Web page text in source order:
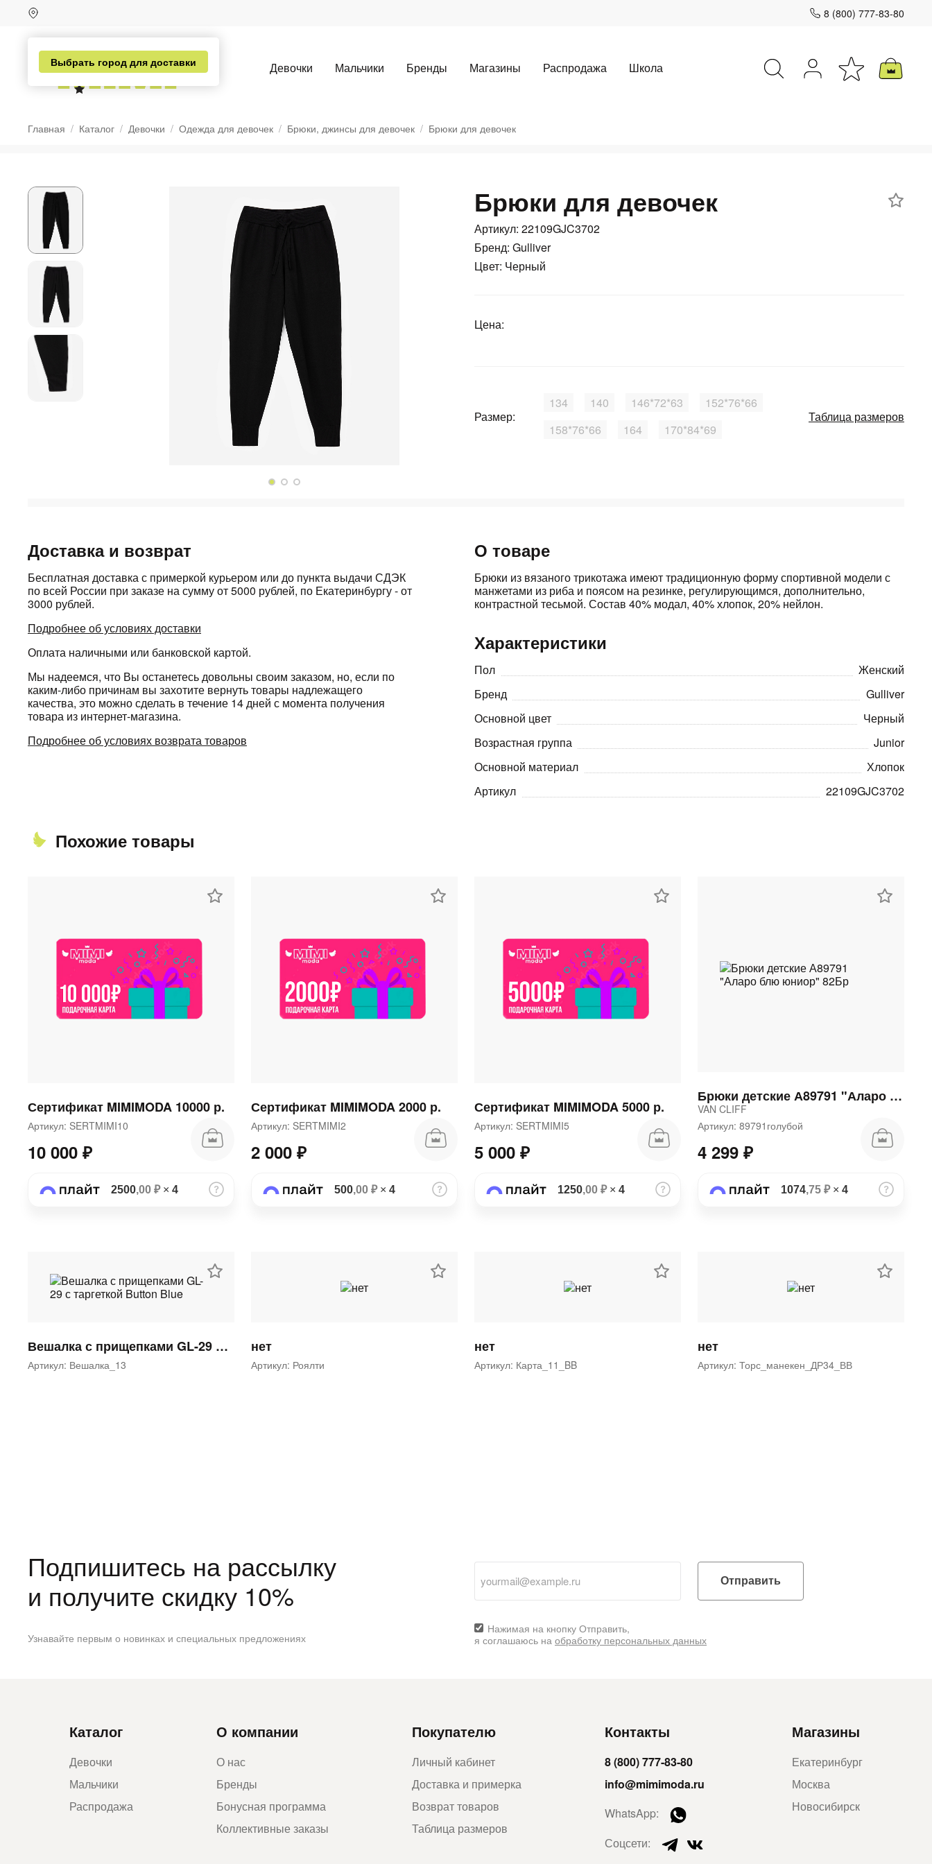
Выбрать город для доставки
8 (800) 777-83-80
Девочки Мальчики Бренды Магазины Распродажа Школа
Главная Каталог Девочки Одежда для девочек Брюки, джинсы для девочек Брюки для девочек
Брюки для девочек
Артикул: 22109GJC3702
Бренд: Gulliver
Цвет: Черный
Цена:
Размер:
134 140 146*72*63
152*76*66
158*76*66
164 170*84*69
Таблица размеров
Доставка и возврат
Бесплатная доставка с примеркой курьером или до пункта выдачи СДЭК
по всей России при заказе на сумму от 5000 рублей, по Екатеринбургу - от
3000 рублей.
Подробнее об условиях доставки
Оплата наличными или банковской картой.
Мы надеемся, что Вы останетесь довольны своим заказом, но, если по
каким-либо причинам вы захотите вернуть товары надлежащего
качества, это можно сделать в течение 14 дней с момента получения
товара из интернет-магазина.
Подробнее об условиях возврата товаров
О товаре
Брюки из вязаного трикотажа имеют традиционную форму спортивной модели с
манжетами из риба и поясом на резинке, регулирующимся, дополнительно,
контрастной тесьмой. Состав 40% модал, 40% хлопок, 20% нейлон.
Характеристики
Пол
Женский
Бренд
Gulliver
Основной цвет
Черный
Возрастная группа
Junior
Основной материал
Хлопок
Артикул
22109GJC3702
Похожие товары
Сертификат MIMIMODA 10000 р.
Артикул: SERTMIMI10
10 000 ₽
2500,00 ₽× 4
Сертификат MIMIMODA 2000 р.
Артикул: SERTMIMI2
2 000 ₽
500,00 ₽× 4
Сертификат MIMIMODA 5000 р.
Артикул: SERTMIMI5
5 000 ₽
1250,00 ₽× 4
Брюки детские А89791 "Аларо блю юниор" 82Бр
VAN CLIFF
Артикул: 89791голубой
4 299 ₽
1074,75 ₽× 4
Вешалка с прищепками GL-29 с таргеткой Button Blue
Артикул: Вешалка_13
нет
Артикул: Роялти
нет
Артикул: Карта_11_BB
нет
Артикул: Торс_манекен_ДР34_ВВ
Подпишитесь на рассылку
и получите скидку 10%
Узнавайте первым о новинках и специальных предложениях
Отправить
Нажимая на кнопку Отправить,
я соглашаюсь на обработку персональных данных
Каталог
Девочки
Мальчики
Распродажа
О компании
О нас
Бренды
Бонусная программа
Коллективные заказы
Покупателю
Личный кабинет
Доставка и примерка
Возврат товаров
Таблица размеров
Контакты
8 (800) 777-83-80
info@mimimoda.ru
WhatsApp:
Соцсети:
Магазины
Екатеринбург
Москва
Новосибирск
Для клиентов всех банков
Разбейте
на части
без переплат
График платежей
Сегодня
%
% картой любого банка
Получайте товар выбранный способом
списываться
каждые 2 недели
об оплате Плайтом
plait.ru